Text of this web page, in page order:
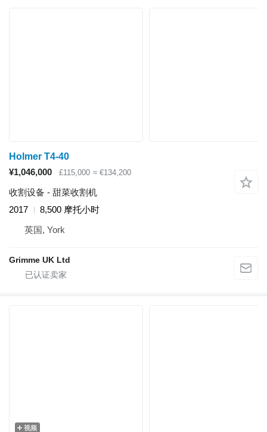
Holmer T4-40
¥1,046,000
£115,000 ≈ €134,200
收割设备 - 甜菜收割机
2017
8,500 摩托小时
英国, York
Grimme UK Ltd
视频